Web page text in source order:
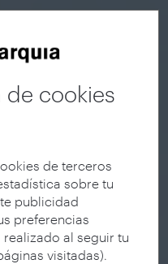
cookies
de terceros
sobre tu
publicidad
preferencias
al seguir tu
visitadas).